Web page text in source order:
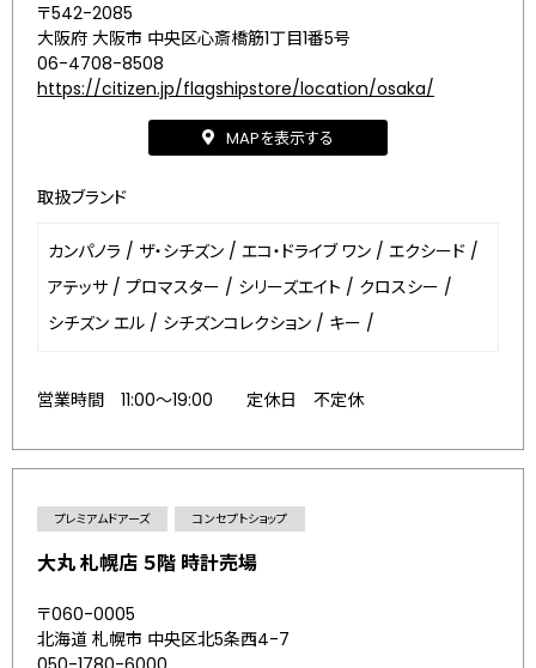
〒542-2085
大阪府 大阪市 中央区心斎橋筋1丁目1番5号
06-4708-8508
https://citizen.jp/flagshipstore/location/osaka/
MAPを表示する
取扱ブランド
カンパノラ / ザ・シチズン / エコ・ドライブ ワン / エクシード /
アテッサ / プロマスター / シリーズエイト / クロスシー /
シチズン エル / シチズンコレクション / キー /
営業時間 11:00～19:00 定休日 不定休
プレミアムドアーズ コンセプトショップ
大丸 札幌店 ５階 時計売場
〒060-0005
北海道 札幌市 中央区北5条西4-7